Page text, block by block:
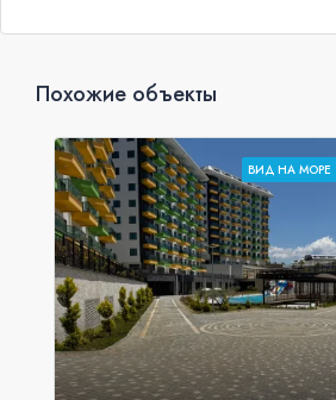
Похожие объекты
ВИД НА МОРЕ